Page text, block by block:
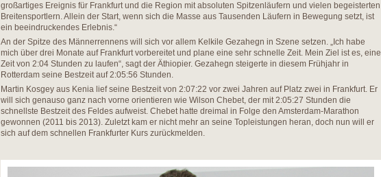
großartiges Ereignis für Frankfurt und die Region mit absoluten Spitzenläufern und vielen begeisterten
Breitensportlern. Allein der Start, wenn sich die Masse aus Tausenden Läufern in Bewegung setzt, ist
ein beeindruckendes Erlebnis.“
An der Spitze des Männerrennens will sich vor allem Kelkile Gezahegn in Szene setzen. „Ich habe
mich über drei Monate auf Frankfurt vorbereitet und plane eine sehr schnelle Zeit. Mein Ziel ist es, eine
Zeit von 2:04 Stunden zu laufen“, sagt der Äthiopier. Gezahegn steigerte in diesem Frühjahr in
Rotterdam seine Bestzeit auf 2:05:56 Stunden.
Martin Kosgey aus Kenia lief seine Bestzeit von 2:07:22 vor zwei Jahren auf Platz zwei in Frankfurt. Er
will sich genauso ganz nach vorne orientieren wie Wilson Chebet, der mit 2:05:27 Stunden die
schnellste Bestzeit des Feldes aufweist. Chebet hatte dreimal in Folge den Amsterdam-Marathon
gewonnen (2011 bis 2013). Zuletzt kam er nicht mehr an seine Topleistungen heran, doch nun will er
sich auf dem schnellen Frankfurter Kurs zurückmelden.